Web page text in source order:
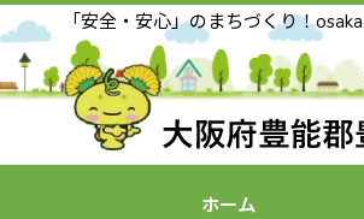
「安全・安心」のまちづくり！
ホーム